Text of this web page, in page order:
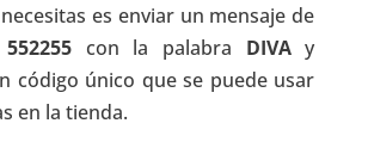
es enviar un mensaje de
552255con la palabra DIVAy
código único que se puede usar
en la tienda.